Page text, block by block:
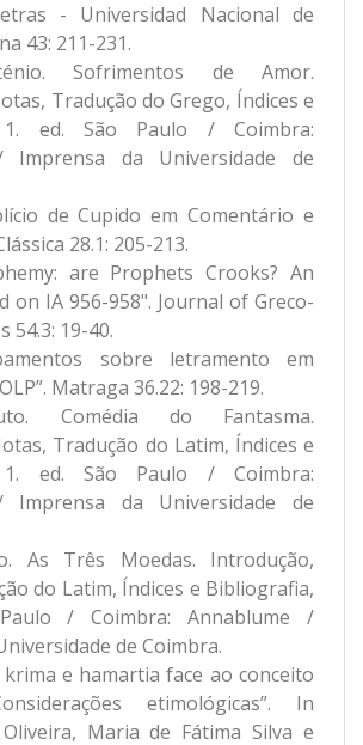
- Universidad Nacional de
43: 211-231.
Sofrimentos de Amor.
Tradução do Grego, Índices e
1. ed. São Paulo / Coimbra:
Imprensa da Universidade de
de Cupido em Comentário e
28.1: 205-213.
are Prophets Crooks? An
on IA 956-958". Journal of Greco-
54.3: 19-40.
sobre letramento em
Matraga 36.22: 198-219.
Comédia do Fantasma.
Tradução do Latim, Índices e
1. ed. São Paulo / Coimbra:
Imprensa da Universidade de
As Três Moedas. Introdução,
do Latim, Índices e Bibliografia,
/ Coimbra: Annablume /
de Coimbra.
krima e hamartia face ao conceito
etimológicas”. In
Maria de Fátima Silva e